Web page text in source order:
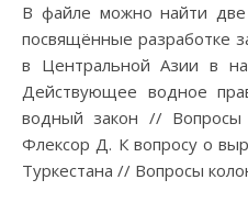
В файле можно найти две статьи Гинса и Флексора,
посвящённые разработке
в Центральной Азии в
Действующее водное
водный закон //
Флексор Д. К вопросу о
Туркестана // Вопросы